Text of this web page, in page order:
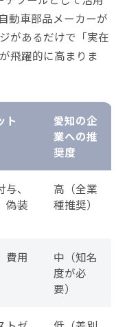
動車部品メーカーが
があるだけで「実在
飛躍的に高まりま
ト
愛知の企
業への推
奨度
、
偽装
高（全業
種推奨）
費用
中（知名
度が必
要）